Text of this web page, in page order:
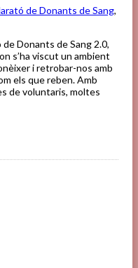
de Donants de Sang,
Donants de Sang 2.0,
s’ha viscut un ambient
i retrobar-nos amb
els que reben. Amb
de voluntaris, moltes